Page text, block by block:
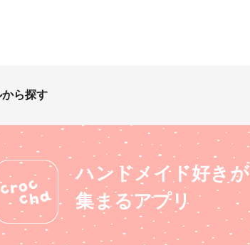
ら探す
ハンドメイド好きが
集まるアプリ